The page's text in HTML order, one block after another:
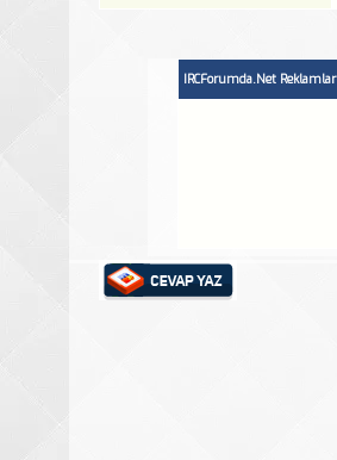
IRCForumda.Net Reklamlar